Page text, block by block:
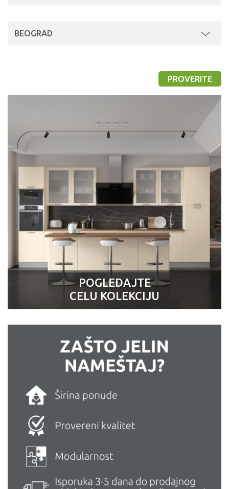
BEOGRAD
PROVERITE
POGLEDAJTE
CELU KOLEKCIJU